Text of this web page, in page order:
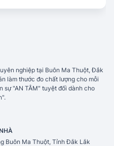
nghiệp tại Buôn Ma Thuột, Đắk
làm thước đo chất lượng cho mỗi
sự "AN TÂM" tuyệt đối dành cho
Buôn Ma Thuột, Tỉnh Đắk Lắk